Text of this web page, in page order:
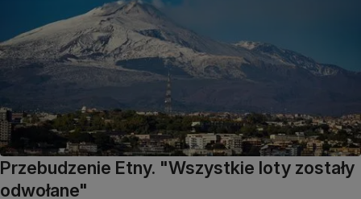
Przebudzenie Etny. "Wszystkie loty zostały
odwołane"